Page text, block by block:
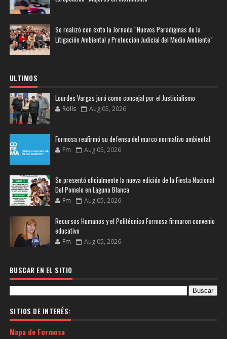
Se realizó con éxito la Jornada “Nuevos Paradigmas de la
Litigación Ambiental y Protección Judicial del Medio Ambiente”
ULTIMOS
Lourdes Vargas juró como concejal por el Justicialismo
Rolls Aug 05, 2026
Formosa reafirmó su defensa del marco normativo ambiental
Fm Aug 05, 2026
Se presentó oficialmente la nueva edición de la Fiesta Nacional
Del Pomelo en Laguna Blanca
Fm Aug 05, 2026
Recursos Humanos y el Politécnico Formosa firmaron convenio
educativo
Fm Aug 05, 2026
BUSCAR EN EL SITIO
SITIOS DE INTERÉS:
Mapa de Formosa